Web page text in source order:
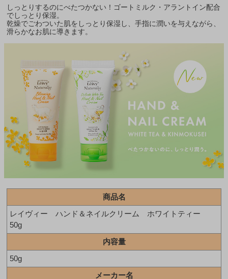
しっとりするのにべたつかない！ゴートミルク・アラントイン配合
でしっとり保湿。
乾燥でごわついた肌をしっとり保湿し、手指に潤いを与えながら、
滑らかなお肌に導きます。
商品名
レイヴィー ハンド＆ネイルクリーム ホワイトティー
50g
内容量
50g
メーカー名